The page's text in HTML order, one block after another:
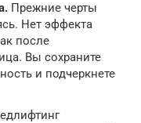
Прежние черты
Нет эффекта
после
Вы сохраните
и подчеркнете